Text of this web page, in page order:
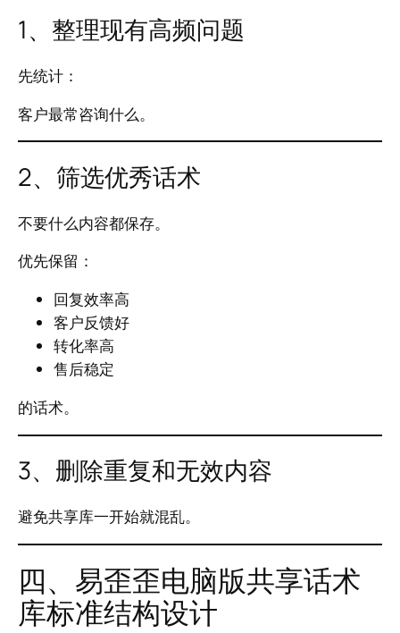
1、整理现有高频问题
先统计：
客户最常咨询什么。
2、筛选优秀话术
不要什么内容都保存。
优先保留：
回复效率高
客户反馈好
转化率高
售后稳定
的话术。
3、删除重复和无效内容
避免共享库一开始就混乱。
四、易歪歪电脑版共享话术
库标准结构设计